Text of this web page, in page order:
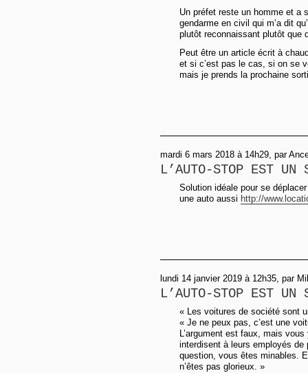
Un préfet reste un homme et a
gendarme en civil qui m’a dit
plutôt reconnaissant plutôt que
Peut être un article écrit à
et si c’est pas le cas, si on se
mais je prends la prochaine
mardi 6 mars 2018 à 14h29, par
L’AUTO-STOP EST UN
Solution idéale pour se
une auto aussi http://
lundi 14 janvier 2019 à 12h35, par
L’AUTO-STOP EST UN
« Les voitures de société sont
« Je ne peux pas, c’est une
L’argument est faux, mais
interdisent à leurs employés
question, vous êtes minables.
n’êtes pas glorieux. »